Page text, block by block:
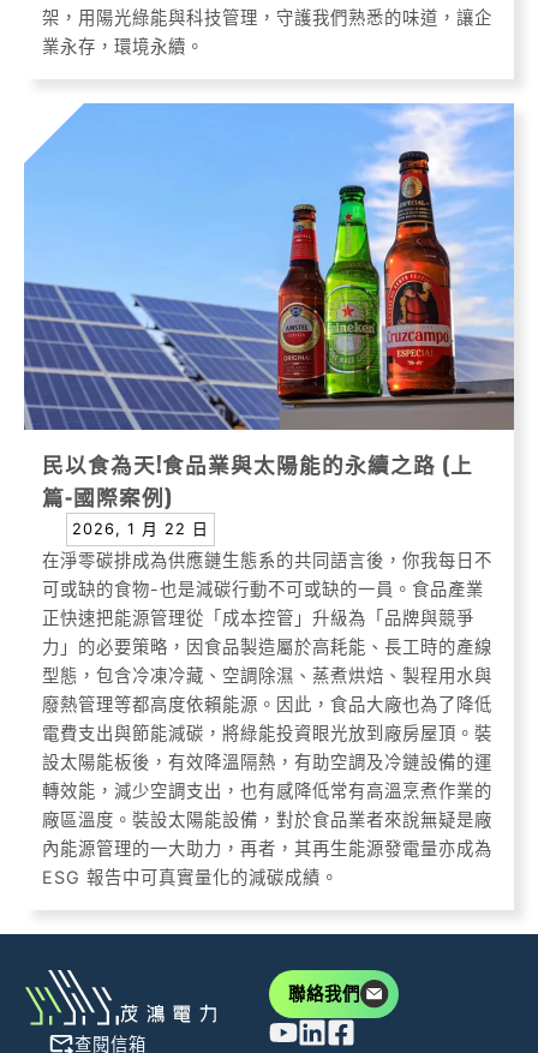
架，用陽光綠能與科技管理，守護我們熟悉的味道，讓企
業永存，環境永續。
民以食為天!食品業與太陽能的永續之路 (上
篇-國際案例)
2026, 1 月 22 日
在淨零碳排成為供應鏈生態系的共同語言後，你我每日不
可或缺的食物-也是減碳行動不可或缺的一員。食品產業
正快速把能源管理從「成本控管」升級為「品牌與競爭
力」的必要策略，因食品製造屬於高耗能、長工時的產線
型態，包含冷凍冷藏、空調除濕、蒸煮烘焙、製程用水與
廢熱管理等都高度依賴能源。因此，食品大廠也為了降低
電費支出與節能減碳，將綠能投資眼光放到廠房屋頂。裝
設太陽能板後，有效降溫隔熱，有助空調及冷鏈設備的運
轉效能，減少空調支出，也有感降低常有高溫烹煮作業的
廠區溫度。裝設太陽能設備，對於食品業者來說無疑是廠
內能源管理的一大助力，再者，其再生能源發電量亦成為
ESG 報告中可真實量化的減碳成績。
查閱信箱
聯絡我們